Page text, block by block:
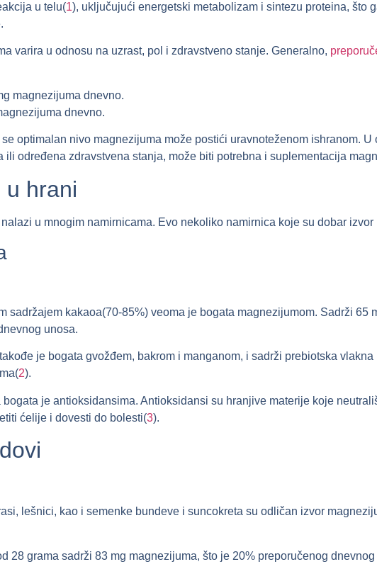
u telu(1), uključujući energetski metabolizam i sintezu proteina, što
varira u odnosu na uzrast, pol i zdravstveno stanje. Generalno,
magnezijuma dnevno.
dnevno.
optimalan nivo magnezijuma može postići uravnoteženom ishranom.
ili određena zdravstvena stanja, može biti potrebna i suplementacija
u hrani
u mnogim namirnicama. Evo nekoliko namirnica koje su dobar izvor
sadržajem kakaoa(70-85%) veoma je bogata magnezijumom. Sadrži 65
unosa.
je bogata gvožđem, bakrom i manganom, i sadrži prebiotska
2).
je antioksidansima. Antioksidansi su hranjive materije koje
ćelije i dovesti do bolesti(3).
lešnici, kao i semenke bundeve i suncokreta su odličan izvor
28 grama sadrži 83 mg magnezijuma, što je 20% preporučenog dnevnog